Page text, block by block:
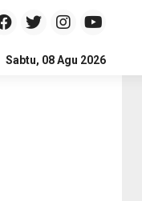
Politik Pendidikan
Sabtu, 08 Agu 2026